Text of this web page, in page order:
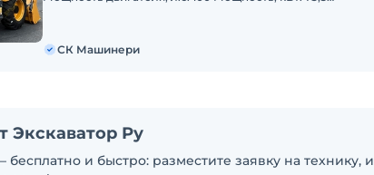
СК Машинери
Экскаватор Ру
и быстро: разместите заявку на технику, и